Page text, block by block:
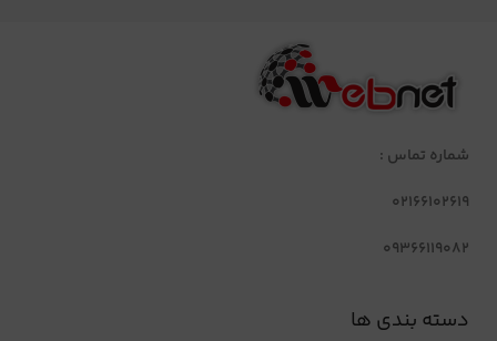
شماره تماس :
02166102619
09366119082
دسته بندی ها